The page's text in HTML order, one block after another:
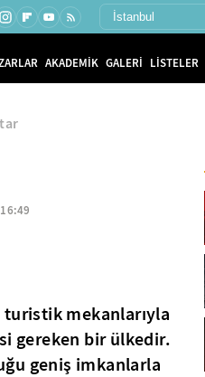
AKADEMİK GALERİ LİSTELER
mekanlarıyla
gereken bir ülkedir.
geniş imkanlarla